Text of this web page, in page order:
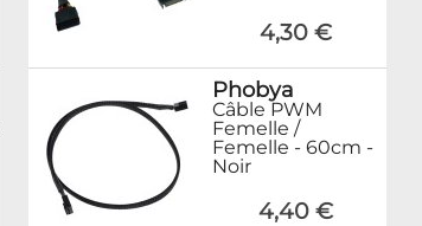
4,30 €
Phobya
Câble PWM
Femelle /
Femelle - 60cm -
Noir
4,40 €